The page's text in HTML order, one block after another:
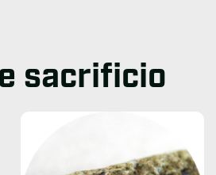
sacrificio